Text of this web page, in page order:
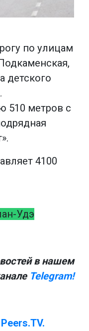
по улицам
детского
510 метров с
4100
Удэ
в нашем
Telegram!
Peers.TV.